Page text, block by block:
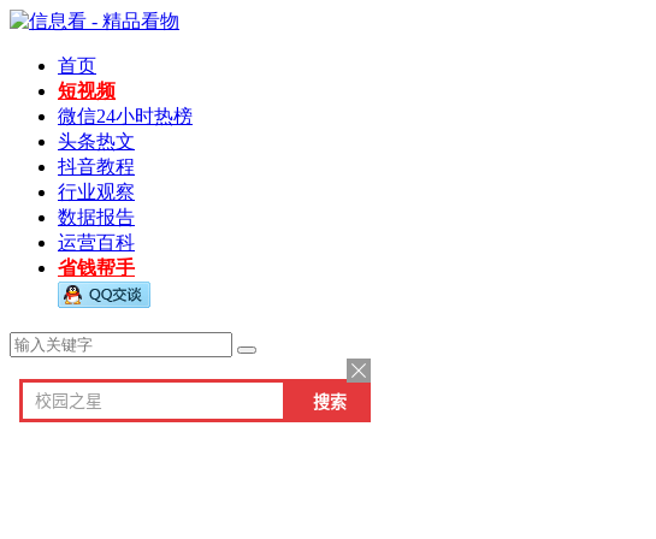
首页
短视频
微信24小时热榜
头条热文
抖音教程
行业观察
数据报告
运营百科
省钱帮手